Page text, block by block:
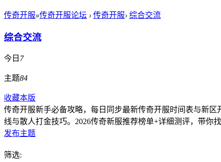
传奇开服»传奇开服论坛 › 传奇开服› 综合交流
综合交流
今日 7
主题84
收藏本版
传奇开服新手必备攻略，每日同步最新传奇开服时间表与新
线与散人打金技巧。2026传奇新服推荐榜单+详细测评，带你
发布主题
筛选: